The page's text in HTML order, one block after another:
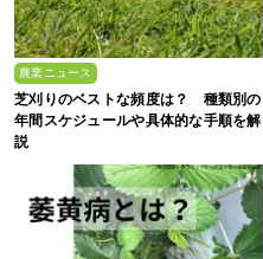
農業ニュース
芝刈りのベストな頻度は？ 種類別の
年間スケジュールや具体的な手順を解
説